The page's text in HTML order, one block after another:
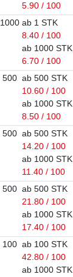
5.90 / 100
1000 ab 1 STK
8.40 / 100
ab 1000 STK
6.70 / 100
500 ab 500 STK
10.60 / 100
ab 1000 STK
8.50 / 100
500 ab 500 STK
14.20 / 100
ab 1000 STK
11.40 / 100
500 ab 500 STK
21.80 / 100
ab 1000 STK
17.40 / 100
100 ab 100 STK
42.80 / 100
ab 1000 STK